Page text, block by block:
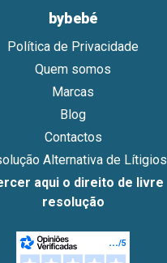
bybebé
Política de Privacidade
Quem somos
Marcas
Blog
Contactos
Alternativa de Lítigios
aqui o direito de livre
resolução